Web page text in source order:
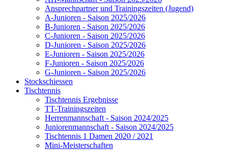
Ansprechpartner und Trainingszeiten (Jugend)
A-Junioren - Saison 2025/2026
B-Junioren - Saison 2025/2026
C-Junioren - Saison 2025/2026
D-Junioren - Saison 2025/2026
E-Junioren - Saison 2025/2026
F-Junioren - Saison 2025/2026
G-Junioren - Saison 2025/2026
Stockschiessen
Tischtennis
Tischtennis Ergebnisse
TT-Trainingszeiten
Herrenmannschaft - Saison 2024/2025
Juniorenmannschaft - Saison 2024/2025
Tischtennis 1 Damen 2020 / 2021
Mini-Meisterschaften